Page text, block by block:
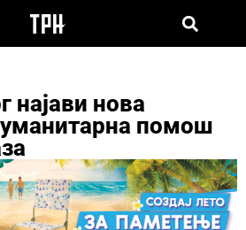
најави нова
помош